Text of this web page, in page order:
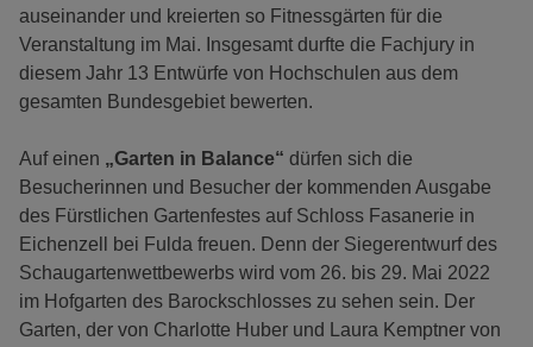
auseinander und kreierten so Fitnessgärten für die
Veranstaltung im Mai. Insgesamt durfte die Fachjury in
diesem Jahr 13 Entwürfe von Hochschulen aus dem
gesamten Bundesgebiet bewerten.
Auf einen „Garten in Balance“ dürfen sich die
Besucherinnen und Besucher der kommenden Ausgabe
des Fürstlichen Gartenfestes auf Schloss Fasanerie in
Eichenzell bei Fulda freuen. Denn der Siegerentwurf des
Schaugartenwettbewerbs wird vom 26. bis 29. Mai 2022
im Hofgarten des Barockschlosses zu sehen sein. Der
Garten, der von Charlotte Huber und Laura Kemptner von